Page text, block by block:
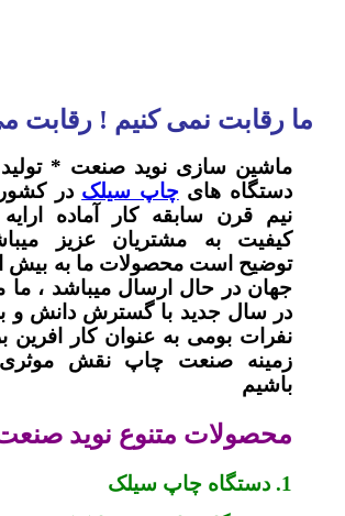
ما رقابت نمی کنیم ! رقابت
ماشین سازی نوید صنعت * تولید
دستگاه هایچاپ سیلک در
نیم قرن سابقه کار آماده
کیفیت به مشتریان عزیز
جهان در حال ارسال میباشد ، ما
در سال جدید با گسترش دانش و
نفرات بومی به عنوان کار افرین
زمینه صنعت چاپ نقش موثری
باشیم
محصولات متنوع نوید
1. دستگاه چاپ سیلک